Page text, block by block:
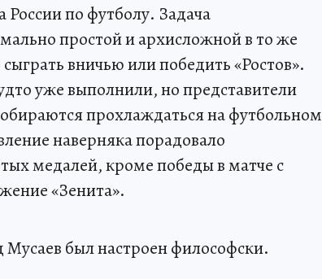
по футболу. Задача
простой и архисложной в то же
вничью или победить «Ростов».
уже выполнили, но представители
прохлаждаться на футбольном
наверняка порадовало
медалей, кроме победы в матче с
«Зенита».
был настроен философски.